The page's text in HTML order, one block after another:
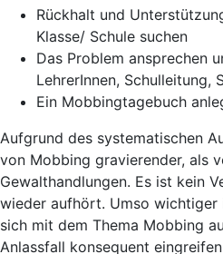
Rückhalt und
Klasse/ Schule suchen
Das Problem ansprechen
LehrerInnen, Schulleitung,
Ein Mobbingtagebuch
Aufgrund des systematischen
von Mobbing gravierender, als
Gewalthandlungen. Es ist kein
wieder aufhört. Umso wichtiger
sich mit dem Thema Mobbing
Anlassfall konsequent